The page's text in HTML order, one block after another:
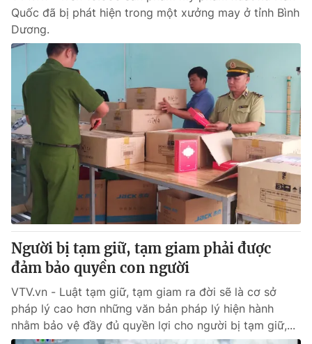
Quốc đã bị phát hiện trong một xưởng may ở tỉnh Bình
Dương.
Người bị tạm giữ, tạm giam phải được
đảm bảo quyền con người
VTV.vn - Luật tạm giữ, tạm giam ra đời sẽ là cơ sở
pháp lý cao hơn những văn bản pháp lý hiện hành
nhằm bảo vệ đầy đủ quyền lợi cho người bị tạm giữ,...